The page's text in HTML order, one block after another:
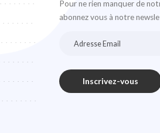
Pour ne rien manquer de
abonnez vous à notre